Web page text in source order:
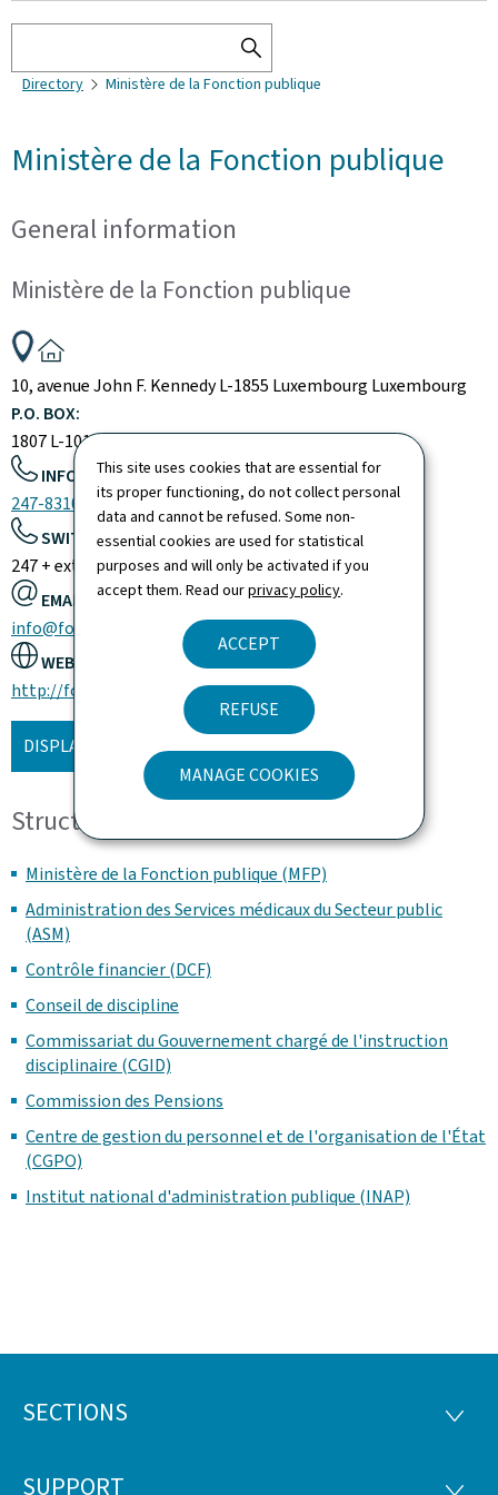
This site uses cookies that are essential for
its proper functioning, do not collect personal
data and cannot be refused. Some non-
essential cookies are used for statistical
purposes and will only be activated if you
accept them. Read ourprivacy policy.
ACCEPT
REFUSE
MANAGE COOKIES
SEARCH
THE
Directory Ministère de la Fonction publique
Ministère de la Fonction publique
General information
Ministère de la Fonction publique
10, avenue John F. KennedyL-1855 Luxembourg Luxembourg
P.O. BOX:
1807L-1018LuxembourgLuxembourg
INFO PHONE:
247-83100
SWITCHBOARD:
247 + extension
EMAIL:
info@fonctionpublique.public.lu
WEBSITE:
http://fonction-publique.public.lu
DISPLAY THE MAP
Structure and organisation
Ministère de la Fonction publique (MFP)
Administration des Services médicaux du Secteur public
(ASM)
Contrôle financier (DCF)
Conseil de discipline
Commissariat du Gouvernement chargé de l'instruction
disciplinaire (CGID)
Commission des Pensions
Centre de gestion du personnel et de l'organisation de l'État
(CGPO)
Institut national d'administration publique (INAP)
Footer
SECTIONS
SUPPORT